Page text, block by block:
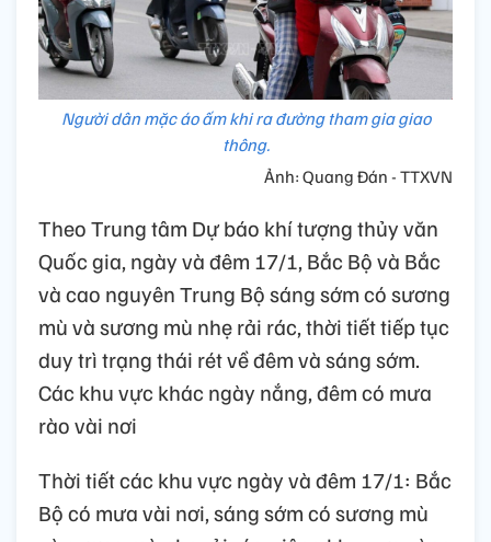
Người dân mặc áo ấm khi ra đường tham gia giao
thông.
Ảnh: Quang Đán - TTXVN
Theo Trung tâm Dự báo khí tượng thủy văn
Quốc gia, ngày và đêm 17/1, Bắc Bộ và Bắc
và cao nguyên Trung Bộ sáng sớm có sương
mù và sương mù nhẹ rải rác, thời tiết tiếp tục
duy trì trạng thái rét về đêm và sáng sớm.
Các khu vực khác ngày nắng, đêm có mưa
rào vài nơi
Thời tiết các khu vực ngày và đêm 17/1: Bắc
Bộ có mưa vài nơi, sáng sớm có sương mù